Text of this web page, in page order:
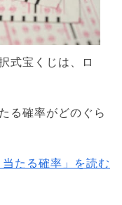
式宝くじは、ロ
る確率がどのぐら
当たる確率」を読む